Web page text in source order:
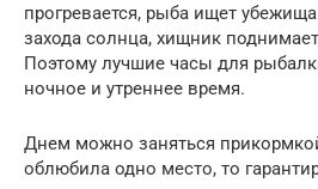
прогревается, рыба ищет
захода солнца, хищник
Поэтому лучшие часы для
ночное и утреннее время.
Днем можно заняться
облюбила одно место, то